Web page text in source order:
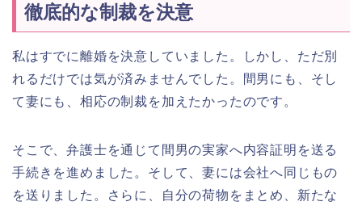
徹底的な制裁を決意
私はすでに離婚を決意していました。しかし、ただ別
れるだけでは気が済みませんでした。間男にも、そし
て妻にも、相応の制裁を加えたかったのです。
そこで、弁護士を通じて間男の実家へ内容証明を送る
手続きを進めました。そして、妻には会社へ同じもの
を送りました。さらに、自分の荷物をまとめ、新たな